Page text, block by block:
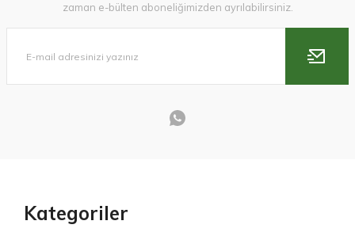
zaman e-bülten aboneliğimizden ayrılabilirsiniz.
Kategoriler